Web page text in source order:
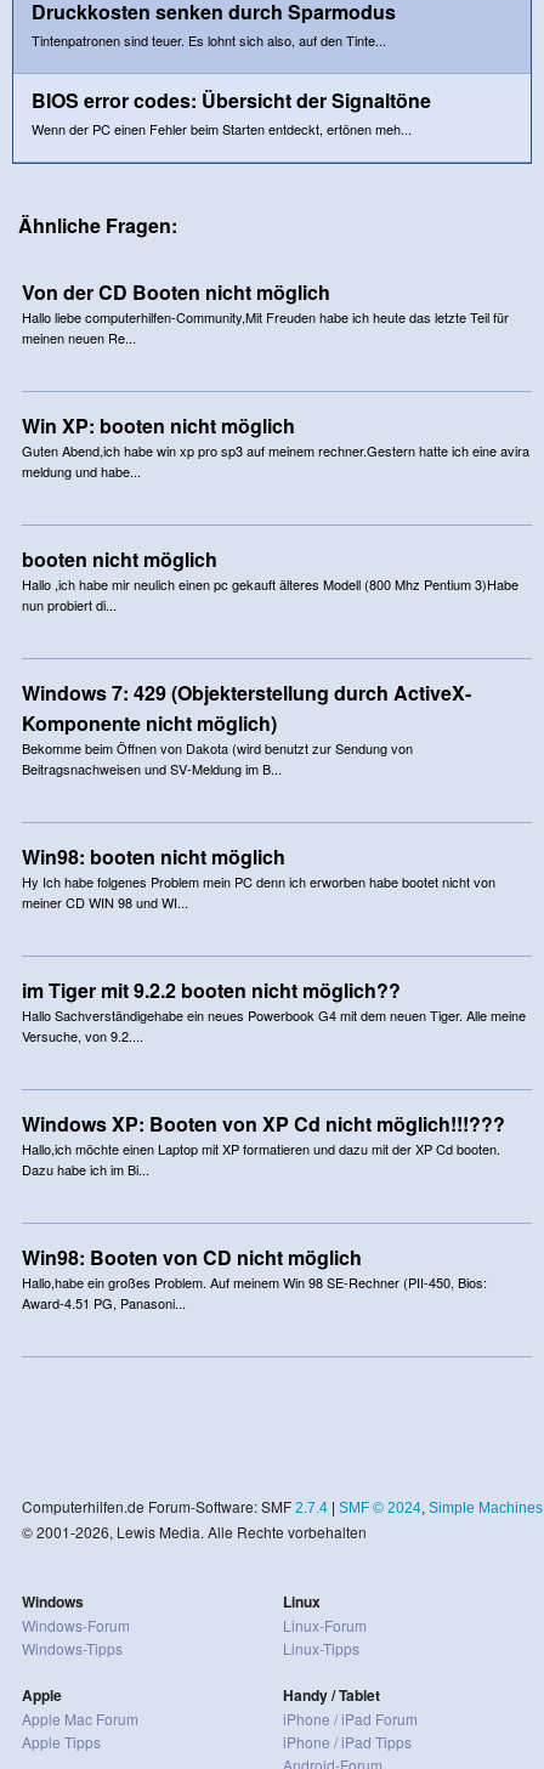
Druckkosten senken durch Sparmodus
Tintenpatronen sind teuer. Es lohnt sich also, auf den Tinte...
BIOS error codes: Übersicht der Signaltöne
Wenn der PC einen Fehler beim Starten entdeckt, ertönen meh...
Ähnliche Fragen:
Von der CD Booten nicht möglich
Hallo liebe computerhilfen-Community,Mit Freuden habe ich heute das letzte Teil für
meinen neuen Re...
Win XP: booten nicht möglich
Guten Abend,ich habe win xp pro sp3 auf meinem rechner.Gestern hatte ich eine avira
meldung und habe...
booten nicht möglich
Hallo ,ich habe mir neulich einen pc gekauft älteres Modell (800 Mhz Pentium 3)Habe
nun probiert di...
Windows 7: 429 (Objekterstellung durch ActiveX-
Komponente nicht möglich)
Bekomme beim Öffnen von Dakota (wird benutzt zur Sendung von
Beitragsnachweisen und SV-Meldung im B...
Win98: booten nicht möglich
Hy Ich habe folgenes Problem mein PC denn ich erworben habe bootet nicht von
meiner CD WIN 98 und WI...
im Tiger mit 9.2.2 booten nicht möglich??
Hallo Sachverständigehabe ein neues Powerbook G4 mit dem neuen Tiger. Alle meine
Versuche, von 9.2....
Windows XP: Booten von XP Cd nicht möglich!!!???
Hallo,ich möchte einen Laptop mit XP formatieren und dazu mit der XP Cd booten.
Dazu habe ich im Bi...
Win98: Booten von CD nicht möglich
Hallo,habe ein großes Problem. Auf meinem Win 98 SE-Rechner (PII-450, Bios:
Award-4.51 PG, Panasoni...
Computerhilfen.de Forum-Software: SMF 2.7.4| SMF © 2024, Simple Machines
© 2001-2026, Lewis Media. Alle Rechte vorbehalten
Windows
Windows-Forum
Windows-Tipps
Apple
Apple Mac Forum
Apple Tipps
Linux
Linux-Forum
Linux-Tipps
Handy / Tablet
iPhone / iPad Forum
iPhone / iPad Tipps
Android-Forum